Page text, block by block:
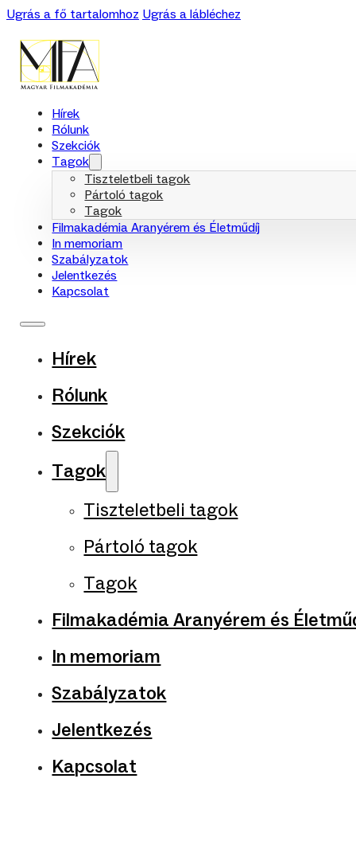
Ugrás a fő tartalomhoz Ugrás a lábléchez
Hírek
Rólunk
Szekciók
Tagok
Tiszteletbeli tagok
Pártoló tagok
Tagok
Filmakadémia Aranyérem és Életműdíj
In memoriam
Szabályzatok
Jelentkezés
Kapcsolat
Hírek
Rólunk
Szekciók
Tagok
Tiszteletbeli tagok
Pártoló tagok
Tagok
Filmakadémia Aranyérem és
In memoriam
Szabályzatok
Jelentkezés
Kapcsolat